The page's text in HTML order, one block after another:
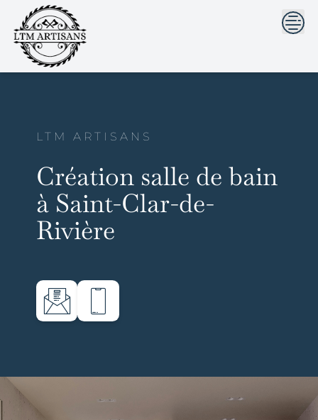
```html```
content
LTM ARTISANS
Création salle de bain
à Saint-Clar-de-
Rivière